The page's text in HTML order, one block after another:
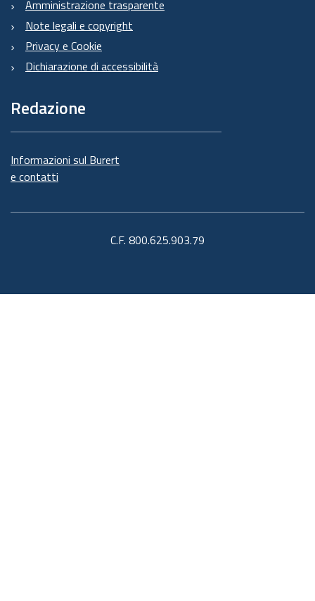
Amministrazione trasparente
Note legali e copyright
Privacy e Cookie
Dichiarazione di accessibilità
Redazione
Informazioni sul Burert
e contatti
C.F. 800.625.903.79